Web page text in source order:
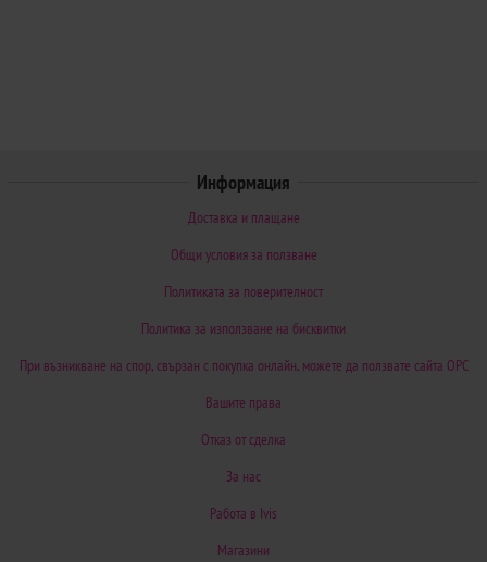
Информация
Доставка и плащане
Общи условия за ползване
Политиката за поверителност
Политика за използване на бисквитки
При възникване на спор, свързан с покупка онлайн, можете да ползвате сайта ОРС
Вашите права
Отказ от сделка
За нас
Работа в Ivis
Магазини